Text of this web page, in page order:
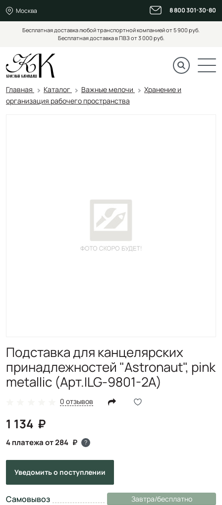
Москва 8 800 301-30-80
Бесплатная доставка любой транспортной компанией от 5 900 руб.
Бесплатная доставка в ПВЗ от 3 000 руб.
Главная Каталог Важные мелочи
Хранение и
организация рабочего пространства
Подставка для канцелярских
принадлежностей "Astronaut", pink
metallic (Арт.ILG-9801-2A)
0 отзывов
1 134
4 платежа от 284 ?
Уведомитьо поступлении
Самовывоз Завтра/бесплатно